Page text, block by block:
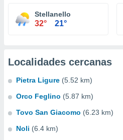
Stellanello
32° 21°
Localidades cercanas
Pietra Ligure (5.52 km)
Orco Feglino (5.87 km)
Tovo San Giacomo (6.23 km)
Noli (6.4 km)